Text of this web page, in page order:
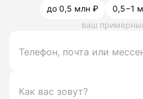
до 0,5 млн ₽ 0,5−1
ваш